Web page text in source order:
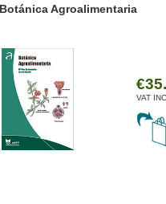
Botánica Agroalimentaria
VAT